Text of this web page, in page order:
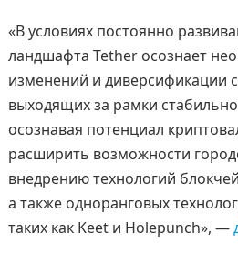
«В условиях постоянно
ландшафта Tether осознает
изменений и диверсификации
выходящих за рамки
осознавая потенциал
расширить возможности
внедрению технологий
а также одноранговых
таких как Keet и Holepunch», —